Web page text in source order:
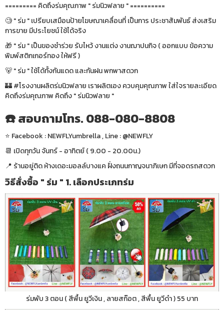
========= คิดถึงร่มคุณภาพ " ร่มนิวฟลาย " ==========
🧐 " ร่ม " เปรียบเสมือนป้ายโฆษณาเคลื่อนที่ เป็นการ ประชาสัมพันธ์ ส่งเสริม
การขาย มีประโยชน์ ใช้ได้จริง
🎁 " ร่ม " เป็นของชำร่วย รับไหว้ งานแต่ง งานฌาปนกิจ ( ออกแบบ ข้อความ
พิมพ์สติกเกอร์ทอง ให้ฟรี )
🐻 " ร่ม " ใช้ได้ทั้งกันแดด และกันฝน พกพาสดวก
🏰 #โรงงานผลิตร่มนิวฟลาย เราผลิตเอง ควบคุมคุณภาพ ใส่ใจรายละเอียด
คิดถึงร่มคุณภาพ คิดถึง " ร่มนิวฟลาย "
☎️ สอบถามโทร. 088-080-8808
⭐️ Facebook : NEWFLYumbrella , Line : @NEWFLY
📆 เปิดทุกวัน จันทร์ - อาทิตย์ ( 9.00 - 20.00น.)
📍 ร้านอยู่ติด ห้างเดอะมอลล์บางแค ฝั่งถนนกาญจนาภิเษก มีที่จอดรถสดวก
วิธีสั่งซื้อ " ร่ม " 1. เลือกประเภทร่ม
ร่มพับ 3 ตอน ( สีพื้น ยูวีเงิน , ลายสก๊อต , สีพื้น ยูวีดำ ) 55 บาท